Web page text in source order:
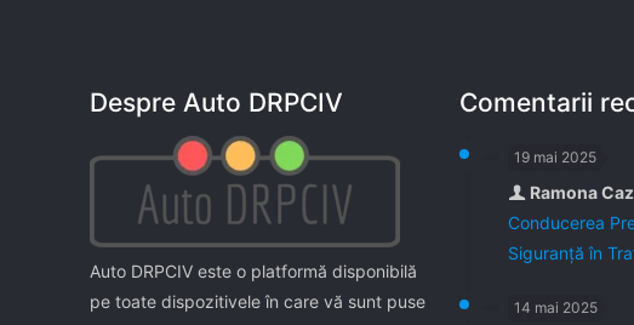
Despre Auto DRPCIV
Auto DRPCIV este o platformă disponibilă
pe toate dispozitivele în care vă sunt puse
Comentarii
19 mai 2025
Ramona
Conducerea
Siguranță în
14 mai 2025